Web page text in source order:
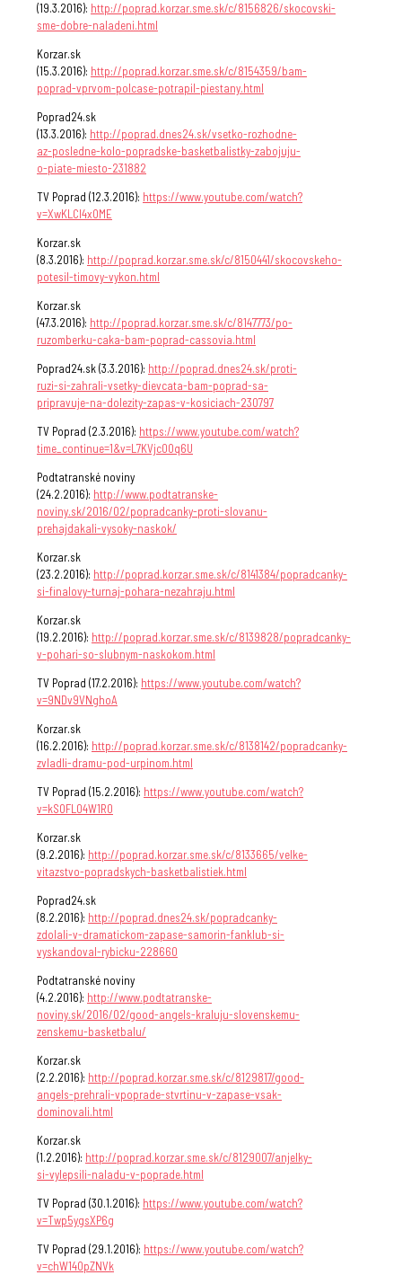
(19.3.2016): http://poprad.korzar.sme.sk/c/8156826/skocovski-
sme-dobre-naladeni.html
Korzar.sk
(15.3.2016): http://poprad.korzar.sme.sk/c/8154359/bam-
poprad-vprvom-polcase-potrapil-piestany.html
Poprad24.sk
(13.3.2016): http://poprad.dnes24.sk/vsetko-rozhodne-
az-posledne-kolo-popradske-basketbalistky-zabojuju-
o-piate-miesto-231882
TV Poprad (12.3.2016): https://www.youtube.com/watch?
v=XwKLCI4xOME
Korzar.sk
(8.3.2016): http://poprad.korzar.sme.sk/c/8150441/skocovskeho-
potesil-timovy-vykon.html
Korzar.sk
(47.3.2016): http://poprad.korzar.sme.sk/c/8147773/po-
ruzomberku-caka-bam-poprad-cassovia.html
Poprad24.sk (3.3.2016): http://poprad.dnes24.sk/proti-
ruzi-si-zahrali-vsetky-dievcata-bam-poprad-sa-
pripravuje-na-dolezity-zapas-v-kosiciach-230797
TV Poprad (2.3.2016): https://www.youtube.com/watch?
time_continue=1&v=L7KVjc0Oq6U
Podtatranské noviny
(24.2.2016): http://www.podtatranske-
noviny.sk/2016/02/popradcanky-proti-slovanu-
prehajdakali-vysoky-naskok/
Korzar.sk
(23.2.2016): http://poprad.korzar.sme.sk/c/8141384/popradcanky-
si-finalovy-turnaj-pohara-nezahraju.html
Korzar.sk
(19.2.2016): http://poprad.korzar.sme.sk/c/8139828/popradcanky-
v-pohari-so-slubnym-naskokom.html
TV Poprad (17.2.2016): https://www.youtube.com/watch?
v=9NDv9VNghoA
Korzar.sk
(16.2.2016): http://poprad.korzar.sme.sk/c/8138142/popradcanky-
zvladli-dramu-pod-urpinom.html
TV Poprad (15.2.2016): https://www.youtube.com/watch?
v=kSOFL04W1R0
Korzar.sk
(9.2.2016): http://poprad.korzar.sme.sk/c/8133665/velke-
vitazstvo-popradskych-basketbalistiek.html
Poprad24.sk
(8.2.2016): http://poprad.dnes24.sk/popradcanky-
zdolali-v-dramatickom-zapase-samorin-fanklub-si-
vyskandoval-rybicku-228660
Podtatranské noviny
(4.2.2016): http://www.podtatranske-
noviny.sk/2016/02/good-angels-kraluju-slovenskemu-
zenskemu-basketbalu/
Korzar.sk
(2.2.2016): http://poprad.korzar.sme.sk/c/8129817/good-
angels-prehrali-vpoprade-stvrtinu-v-zapase-vsak-
dominovali.html
Korzar.sk
(1.2.2016): http://poprad.korzar.sme.sk/c/8129007/anjelky-
si-vylepsili-naladu-v-poprade.html
TV Poprad (30.1.2016): https://www.youtube.com/watch?
v=Twp5ygsXP6g
TV Poprad (29.1.2016): https://www.youtube.com/watch?
v=chW14OpZNVk